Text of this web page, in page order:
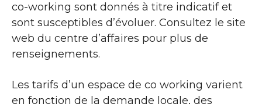
co-working sont donnés à titre indicatif et
sont susceptibles d’évoluer. Consultez le site
web du centre d’affaires pour plus de
renseignements.
Les tarifs d’un espace de co working varient
en fonction de la demande locale, des